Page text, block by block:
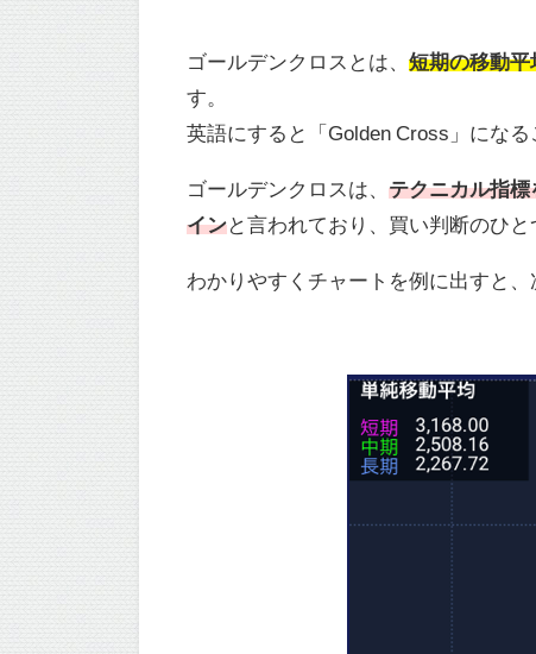
ゴールデンクロスとは、 短期の移動平
す。
英語にすると「Golden Cross」にな
ゴールデンクロスは、 テクニカル指
インと言われており、買い判断のひと
わかりやすくチャートを例に出すと